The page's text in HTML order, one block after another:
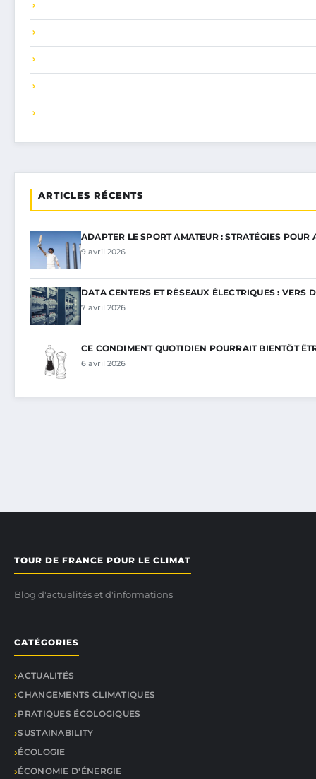
ARTICLES RÉCENTS
ADAPTER LE SPORT AMATEUR : STRATÉGIES POUR
9 avril 2026
DATA CENTERS ET RÉSEAUX ÉLECTRIQUES : VERS
7 avril 2026
CE CONDIMENT QUOTIDIEN POURRAIT BIENTÔT
6 avril 2026
TOUR DE FRANCE POUR LE CLIMAT
Blog d'actualités et d'informations
CATÉGORIES
ACTUALITÉS
CHANGEMENTS CLIMATIQUES
PRATIQUES ÉCOLOGIQUES
SUSTAINABILITY
ÉCOLOGIE
ÉCONOMIE D'ÉNERGIE